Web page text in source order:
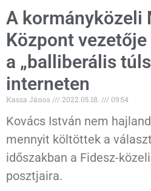
A kormányközeli
Központ
a „balliberális
interneten
Kasza János 2022.05.18. 09:54
Kovács István nem
mennyit költöttek a
időszakban a Fidesz-
posztjaira.